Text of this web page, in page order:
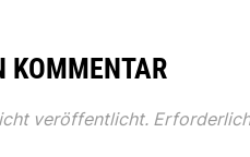
KOMMENTAR
veröffentlicht.